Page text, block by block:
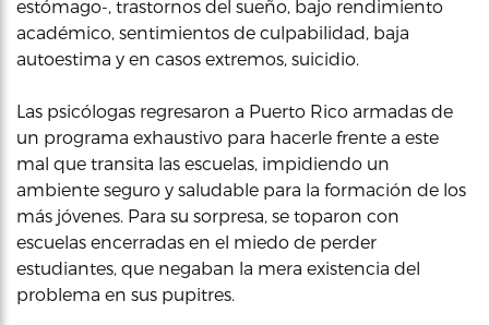
estómago-, trastornos del sueño, bajo rendimiento
académico, sentimientos de culpabilidad, baja
autoestima y en casos extremos, suicidio.
Las psicólogas regresaron a Puerto Rico armadas de
un programa exhaustivo para hacerle frente a este
mal que transita las escuelas, impidiendo un
ambiente seguro y saludable para la formación de los
más jóvenes. Para su sorpresa, se toparon con
escuelas encerradas en el miedo de perder
estudiantes, que negaban la mera existencia del
problema en sus pupitres.